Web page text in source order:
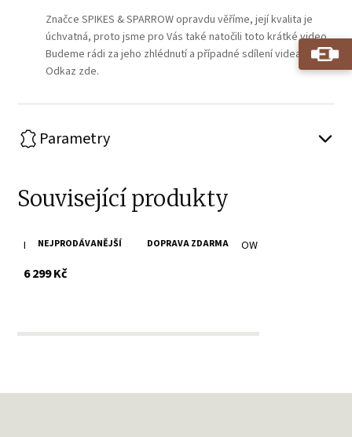
Značce SPIKES & SPARROW opravdu věříme, její kvalita je
úchvatná, proto jsme pro Vás také natočili toto krátké video.
Budeme rádi za jeho zhlédnutí a případné sdílení videa.
Odkaz zde.
Parametry
Související produkty
NEJPRODÁVANĚJŠÍ DOPRAVA ZDARMA
Brandy cestovní kožená taška SPIKES & SPARROW
6 299 Kčs DPH